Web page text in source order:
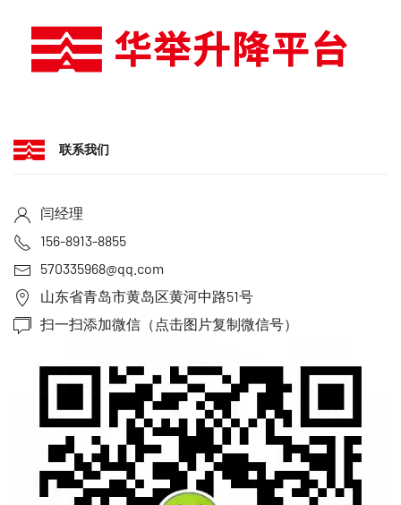
联系我们
闫经理
156-8913-8855
570335968@qq.com
山东省青岛市黄岛区黄河中路51号
扫一扫添加微信（点击图片复制微信号）